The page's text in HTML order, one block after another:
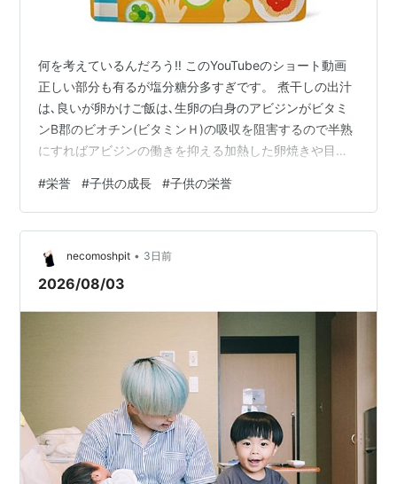
何を考えているんだろう‼️ このYouTubeのショート動画
正しい部分も有るが塩分糖分多すぎです。 煮干しの出汁
は､良いが卵かけご飯は､生卵の白身のアビジンがビタミ
ンB郡のビオチン(ビタミンＨ)の吸収を阻害するので半熟
にすればアビジンの働きを抑える加熱した卵焼きや目玉
も有るので其れ塩分が多すぎます。 納豆は､別の物で代用
も可能ですし他の大豆食品とヨーグルト等の発酵食品で
も代用可能です。 魚の塩焼き塩分が多すぎますEPAや
DHAが取れると言っても刺身が一番取れるし以外に刺身
の方が塩分摂取量抑えられるのでと言ってもフライにし
#栄誉 #子供の成長 #子供の栄誉
necomoshpit • 3日前
2026/08/03